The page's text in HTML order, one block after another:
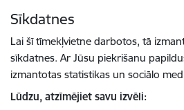
Sīkdatnes
Lai šī tīmekļvietne darbotos, tā
sīkdatnes. Ar Jūsu piekrišanu
izmantotas statistikas un sociālo
Lūdzu, atzīmējiet savu izvēli: